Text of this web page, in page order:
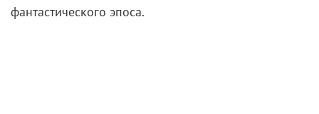
фантастического эпоса.